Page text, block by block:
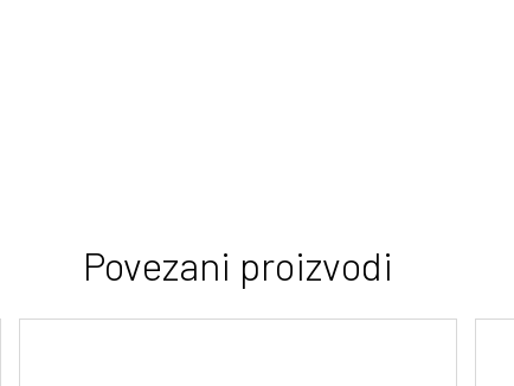
Povezani proizvodi